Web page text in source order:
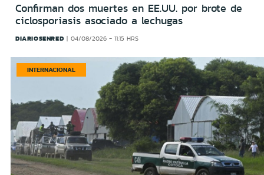
Confirman dos muertes en EE.UU. por brote de
ciclosporiasis asociado a lechugas
DIARIOSENRED 04/08/2026 - 11:15 HRS
INTERNACIONAL